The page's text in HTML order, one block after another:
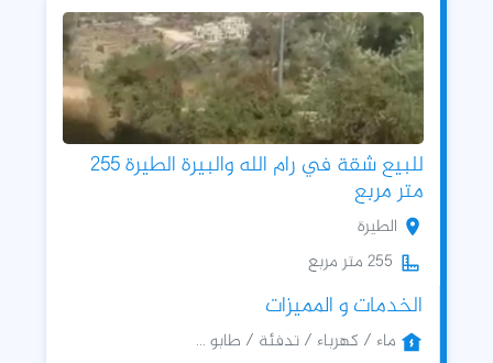
للبيع شقة في رام الله والبيرة الطيرة 255
متر مربع
الطيرة
255 متر مربع
الخدمات و المميزات
ماء / كهرباء / تدفئة / طابو ...